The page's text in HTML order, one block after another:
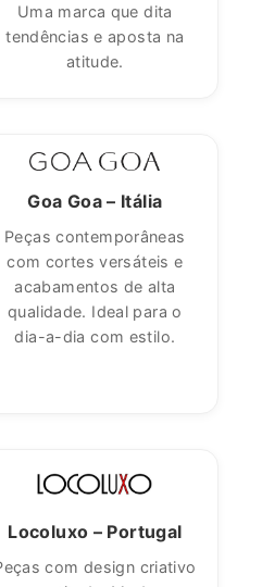
Uma marca que dita
tendências e aposta na
atitude.
Goa Goa – Itália
Peças contemporâneas
com cortes versáteis e
acabamentos de alta
qualidade. Ideal para o
dia-a-dia com estilo.
Locoluxo – Portugal
com design criativo